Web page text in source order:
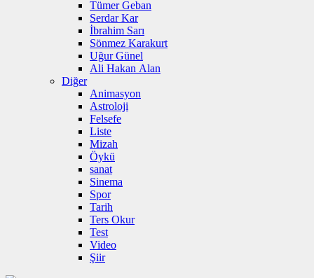
Tümer Geban
Serdar Kar
İbrahim Sarı
Sönmez Karakurt
Uğur Günel
Ali Hakan Alan
Diğer
Animasyon
Astroloji
Felsefe
Liste
Mizah
Öykü
sanat
Sinema
Spor
Tarih
Ters Okur
Test
Video
Şiir